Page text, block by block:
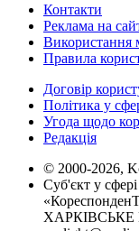
Контакти
Реклама на
Використання
Правила
Договір
Політика у
Угода щодо
Редакція
© 2000-2026,
Суб'єкт у
ХАРКІВСЬКЕ